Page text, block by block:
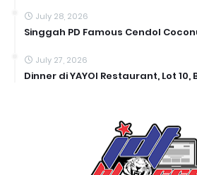
July 28, 2026
Singgah PD Famous Cendol
July 27, 2026
Dinner di YAYOI Restaurant, Lot 10,